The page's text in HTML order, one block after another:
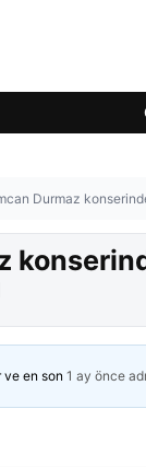
Durmaz
ve en son 1 ay önce